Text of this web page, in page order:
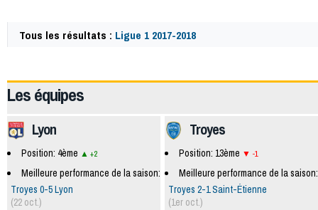
Tous les résultats : Ligue 1 2017-2018
Les équipes
Troyes
Position: 13ème -1
Meilleure performance de la saison:
Troyes 2-1 Saint-Étienne
(1er oct.)
Lyon
Position: 4ème +2
Meilleure performance de la saison:
Troyes 0-5 Lyon
(22 oct.)